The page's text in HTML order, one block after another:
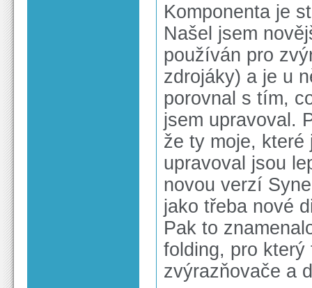
Komponenta je
Našel jsem
používán pro
zdrojáky) a je u
porovnal s tím,
jsem upravoval.
že ty moje, které
upravoval jsou
novou verzí
jako třeba nové
Pak to
folding, pro který
zvýrazňovače a